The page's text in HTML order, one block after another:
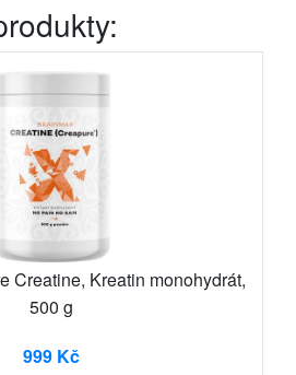
Creatine, Kreatin monohydrát,
500 g
999 Kč